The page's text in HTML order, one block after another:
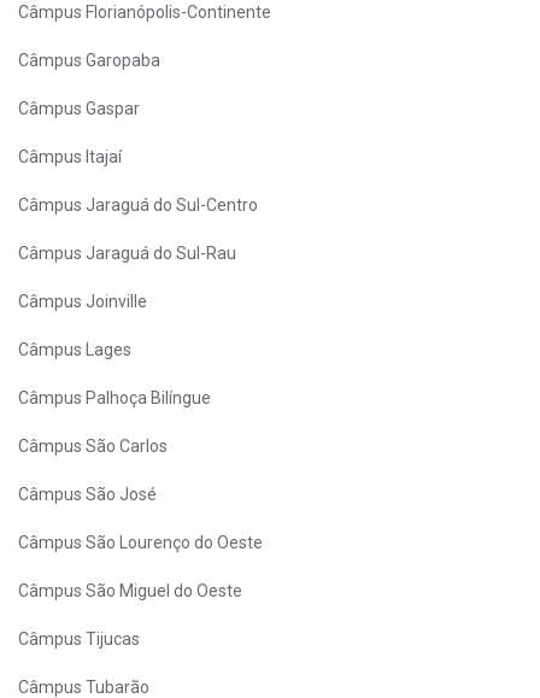
Câmpus Florianópolis-Continente
Câmpus Garopaba
Câmpus Gaspar
Câmpus Itajaí
Câmpus Jaraguá do Sul-Centro
Câmpus Jaraguá do Sul-Rau
Câmpus Joinville
Câmpus Lages
Câmpus Palhoça Bilíngue
Câmpus São Carlos
Câmpus São José
Câmpus São Lourenço do Oeste
Câmpus São Miguel do Oeste
Câmpus Tijucas
Câmpus Tubarão